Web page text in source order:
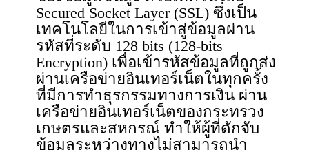
Secured Socket Layer (SSL) ซึ่งเป็น
เทคโนโลยีในการเข้าสู่ข้อมูลผ่าน
รหัสที่ระดับ 128 bits (128-bits
Encryption) เพื่อเข้ารหัสข้อมูลที่ถูกส่ง
ผ่านเครือข่ายอินเทอร์เน็ตในทุกครั้ง
ที่มีการทำธุรกรรมทางการเงิน ผ่าน
เครือข่ายอินเทอร์เน็ตของกระทรวง
เกษตรและสหกรณ์ ทําให้ผู้ที่ดักจับ
ข้อมูลระหว่างทางไม่สามารถนํา